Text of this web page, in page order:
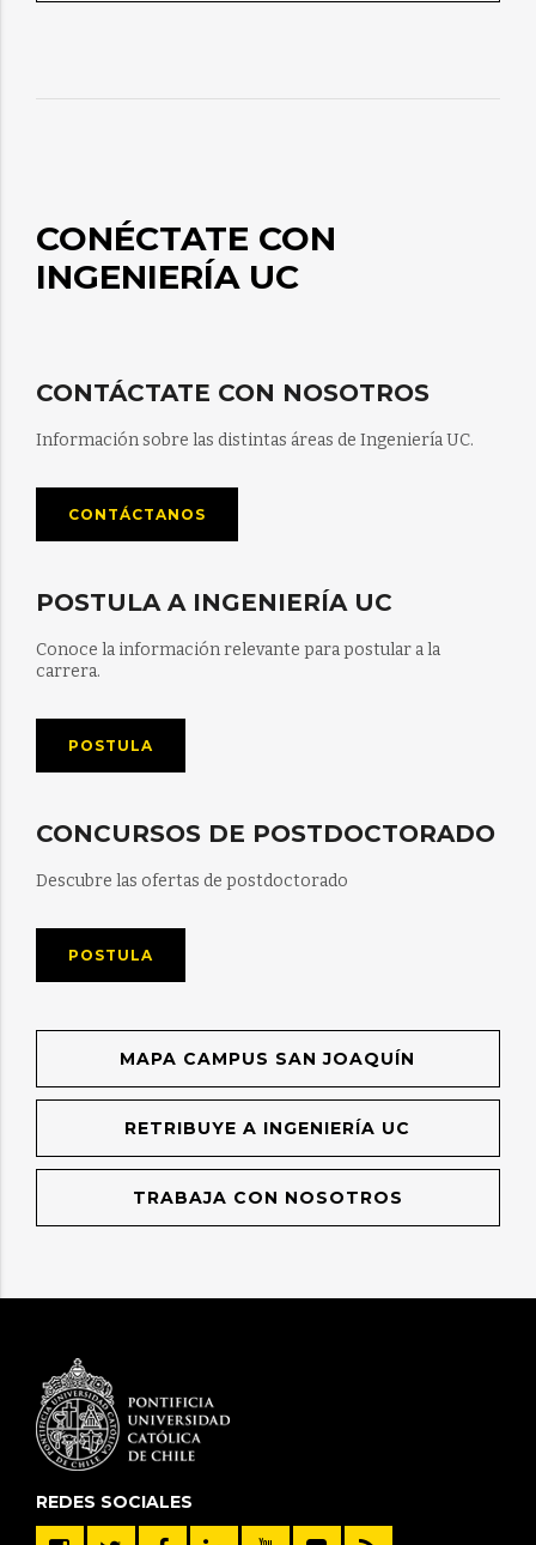
CONÉCTATE CON
INGENIERÍA UC
CONTÁCTATE CON NOSOTROS
Información sobre las distintas áreas de Ingeniería UC.
CONTÁCTANOS
POSTULA A INGENIERÍA UC
Conoce la información relevante para postular a la
carrera.
POSTULA
CONCURSOS DE POSTDOCTORADO
Descubre las ofertas de postdoctorado
POSTULA
MAPA CAMPUS SAN JOAQUÍN
RETRIBUYE A INGENIERÍA UC
TRABAJA CON NOSOTROS
REDES SOCIALES